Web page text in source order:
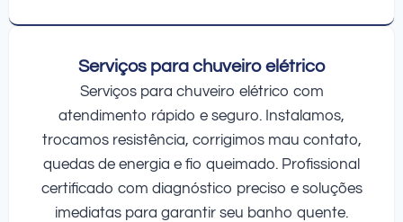
Serviços para chuveiro elétrico
Serviços para chuveiro elétrico com
atendimento rápido e seguro. Instalamos,
trocamos resistência, corrigimos mau contato,
quedas de energia e fio queimado. Profissional
certificado com diagnóstico preciso e soluções
imediatas para garantir seu banho quente.